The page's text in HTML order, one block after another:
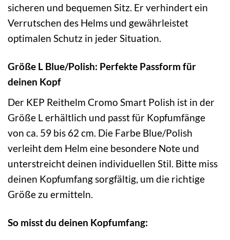
sicheren und bequemen Sitz. Er verhindert ein
Verrutschen des Helms und gewährleistet
optimalen Schutz in jeder Situation.
Größe L Blue/Polish: Perfekte Passform für
deinen Kopf
Der KEP Reithelm Cromo Smart Polish ist in der
Größe L erhältlich und passt für Kopfumfänge
von ca. 59 bis 62 cm. Die Farbe Blue/Polish
verleiht dem Helm eine besondere Note und
unterstreicht deinen individuellen Stil. Bitte miss
deinen Kopfumfang sorgfältig, um die richtige
Größe zu ermitteln.
So misst du deinen Kopfumfang: